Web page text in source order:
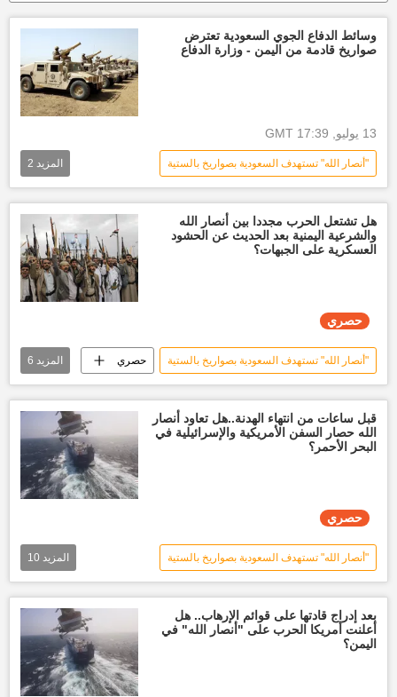
وسائط الدفاع الجوي السعودية تعترض
صواريخ قادمة من اليمن - وزارة الدفاع
13 يوليو, 17:39 GMT
"أنصار الله" تستهدف السعودية بصواريخ بالستية
السعودية أخبار السعودية اليوم
أخبار اليمن الأن
المزيد 2
هل تشتعل الحرب مجددا بين أنصار الله
والشرعية اليمنية بعد الحديث عن الحشود
العسكرية على الجبهات؟
حصري
"أنصار الله" تستهدف السعودية بصواريخ بالستية حصري
تقارير سبوتنيك الحرب على اليمن
أخبار اليمن الأن أنصار الله إسرائيل
العالم العربي
المزيد 6
قبل ساعات من انتهاء الهدنة..هل تعاود أنصار
الله حصار السفن الأمريكية والإسرائيلية في
البحر الأحمر؟
حصري
"أنصار الله" تستهدف السعودية بصواريخ بالستية
حصري تقارير سبوتنيك
الحرب على اليمن أخبار اليمن الأن
قصف اليمن المبعوث الأممي إلى اليمن
المزيد 10
بعد إدراج قادتها على قوائم الإرهاب.. هل
أعلنت أمريكا الحرب على "أنصار الله" في
اليمن؟